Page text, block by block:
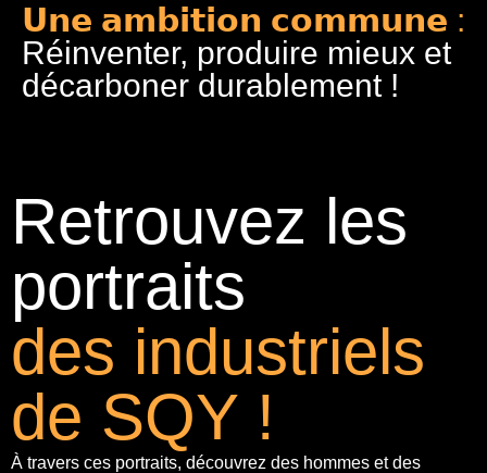
𝗨𝗻𝗲 𝗮𝗺𝗯𝗶𝘁𝗶𝗼𝗻 𝗰𝗼𝗺𝗺𝘂𝗻𝗲 :
Réinventer, produire mieux et
décarboner durablement !
Retrouvez les
portraits
des industriels
de SQY !
À travers ces portraits, découvrez des hommes et des